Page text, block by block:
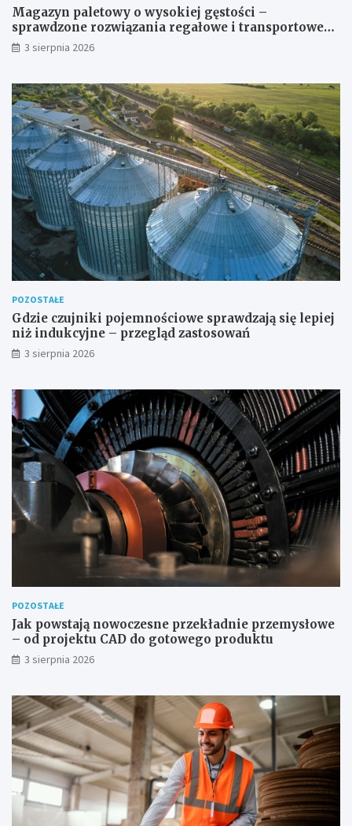
Magazyn paletowy o wysokiej gęstości –
sprawdzone rozwiązania regałowe i transportowe
dla wymagających przestrzeni
3 sierpnia 2026
POZOSTAŁE
Gdzie czujniki pojemnościowe sprawdzają się lepiej
niż indukcyjne – przegląd zastosowań
3 sierpnia 2026
POZOSTAŁE
Jak powstają nowoczesne przekładnie przemysłowe
– od projektu CAD do gotowego produktu
3 sierpnia 2026